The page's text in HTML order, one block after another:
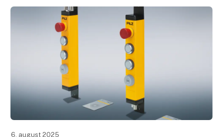
6. august 2025